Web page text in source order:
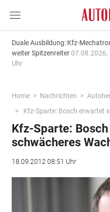
Duale Ausbildung: Kfz-
weiter Spitzenreiter 07.08.2026,
Uhr
Home Nachrichten
Kfz-Sparte: Bosch erwartet
Kfz-Sparte:
schwächeres
18.09.2012 08:51 Uhr